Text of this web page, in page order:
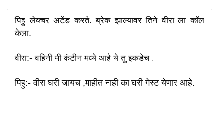
पिहु लेक्चर अटेंड करते. ब्रेक झाल्यावर तिने वीरा ला कॉल
केला.
वीरा:- वहिनी मी कंटीन मध्ये आहे ये तु इकडेच .
पिहु:- वीरा घरी जायच ,माहीत नाही का घरी गेस्ट येणार आहे.